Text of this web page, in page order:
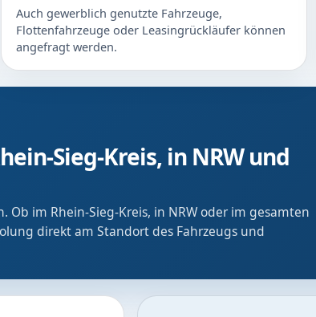
Auch gewerblich genutzte Fahrzeuge,
Flottenfahrzeuge oder Leasingrückläufer können
angefragt werden.
Sieg-Kreis, in NRW und
im Rhein-Sieg-Kreis, in NRW oder im gesamten
direkt am Standort des Fahrzeugs und